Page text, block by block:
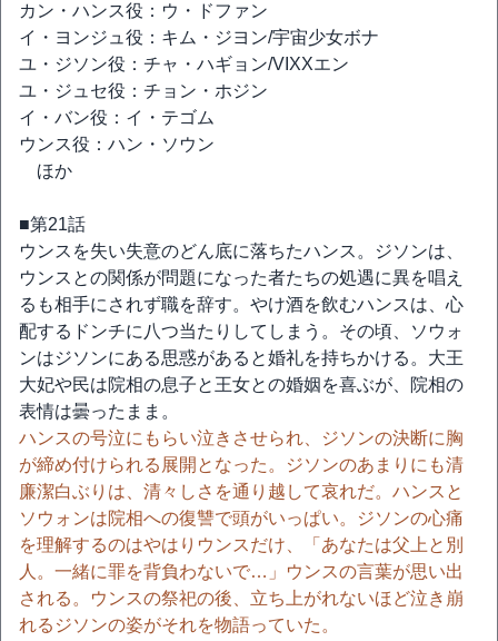
カン・ハンス役：ウ・ドファン
イ・ヨンジュ役：キム・ジヨン/宇宙少女ボナ
ユ・ジソン役：チャ・ハギョン/VIXXエン
ユ・ジュセ役：チョン・ホジン
イ・バン役：イ・テゴム
ウンス役：ハン・ソウン
ほか
■第21話
ウンスを失い失意のどん底に落ちたハンス。ジソンは、
ウンスとの関係が問題になった者たちの処遇に異を唱え
るも相手にされず職を辞す。やけ酒を飲むハンスは、心
配するドンチに八つ当たりしてしまう。その頃、ソウォ
ンはジソンにある思惑があると婚礼を持ちかける。大王
大妃や民は院相の息子と王女との婚姻を喜ぶが、院相の
表情は曇ったまま。
ハンスの号泣にもらい泣きさせられ、ジソンの決断に胸
が締め付けられる展開となった。ジソンのあまりにも清
廉潔白ぶりは、清々しさを通り越して哀れだ。ハンスと
ソウォンは院相への復讐で頭がいっぱい。ジソンの心痛
を理解するのはやはりウンスだけ、「あなたは父上と別
人。一緒に罪を背負わないで…」ウンスの言葉が思い出
される。ウンスの祭祀の後、立ち上がれないほど泣き崩
れるジソンの姿がそれを物語っていた。